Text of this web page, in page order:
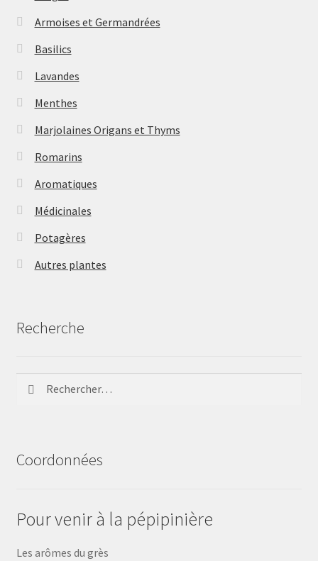
Armoises et Germandrées
Basilics
Lavandes
Menthes
Marjolaines Origans et Thyms
Romarins
Aromatiques
Médicinales
Potagères
Autres plantes
Recherche
Coordonnées
Pour venir à la pépipinière
Les arômes du grès